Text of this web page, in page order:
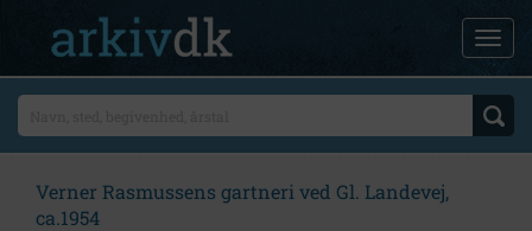
Verner Rasmussens gartneri ved Gl. Landevej,
ca.1954